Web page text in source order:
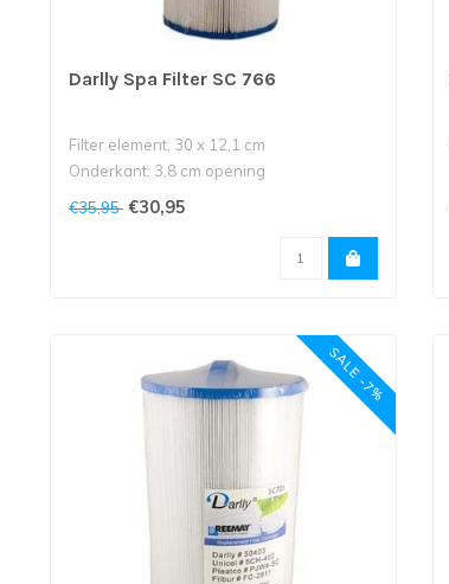
Darlly Spa Filter SC 766
Filter element, 30 x 12,1 cm
Onderkant: 3,8 cm opening
€35,95 €30,95
SALE -7%